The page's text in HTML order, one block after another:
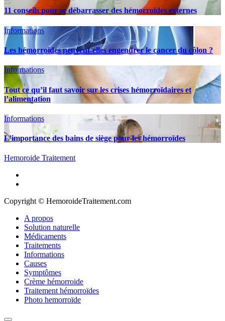
11 conseils pour se débarrasser des hémorroïdes externes
Informations
Les hémorroïdes peuvent-elles engendrer le cancer du côlon ?
Informations
Tout ce qu’il faut savoir sur les crises hémorroïdaires et
l’alimentation
Informations
L’importance des bains de siège pour les hémorroïdes
Hemoroide Traitement
A propos
Solution naturelle
Médicaments
Traitements
Informations
Causes
Symptômes
Crème hémorroide
Traitement hémorroïdes
Photo hemorroïde